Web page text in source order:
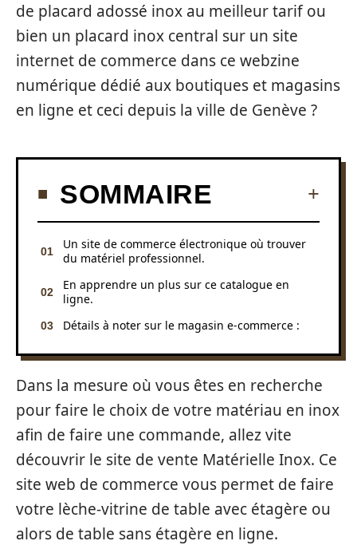
de placard adossé inox au meilleur tarif ou
bien un placard inox central sur un site
internet de commerce dans ce webzine
numérique dédié aux boutiques et magasins
en ligne et ceci depuis la ville de Genève ?
SOMMAIRE
Un site de commerce électronique où trouver
du matériel professionnel.
En apprendre un plus sur ce catalogue en
ligne.
Détails à noter sur le magasin e-commerce :
Dans la mesure où vous êtes en recherche
pour faire le choix de votre matériau en inox
afin de faire une commande, allez vite
découvrir le site de vente Matérielle Inox. Ce
site web de commerce vous permet de faire
votre lèche-vitrine de table avec étagère ou
alors de table sans étagère en ligne.